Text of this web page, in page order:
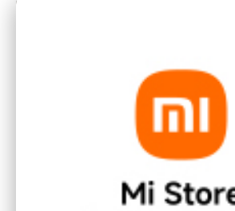
Společenské Změny:
· 9 min čtení · Autor: Jana